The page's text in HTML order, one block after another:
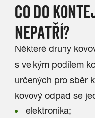
CO DO
NEPATŘÍ?
Některé druhy
s velkým podílem
určených pro sběr
kovový odpad se
elektronika;